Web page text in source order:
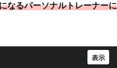
なるパーソナルトレーナーに